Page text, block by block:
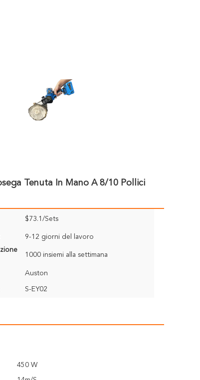
Tenuta In Mano A 8/10 Pollici
$73.1/Sets
9-12 giorni del lavoro
1000 insiemi alla settimana
Auston
S-EY02
450 W